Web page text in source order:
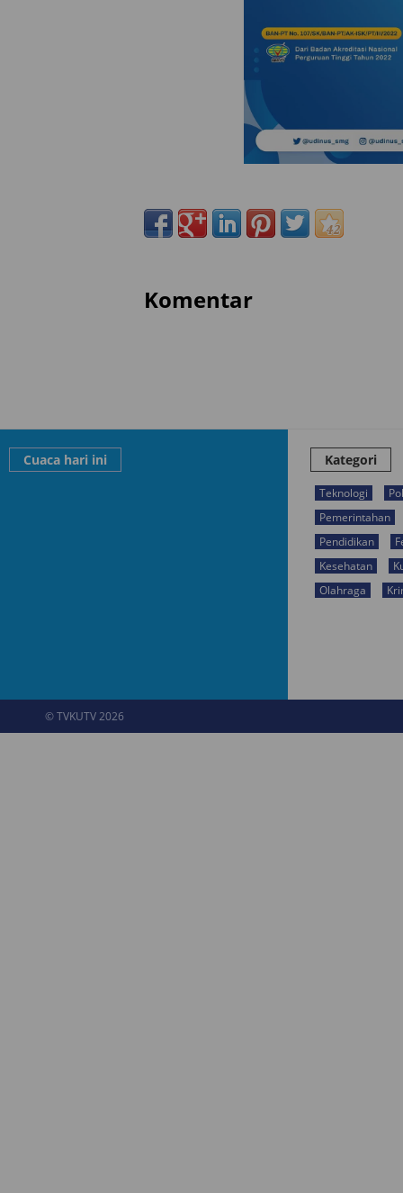
Komentar
Cuaca hari ini Kategori
Teknologi
Pemerintahan
Pendidikan
Kesehatan
Olahraga
© TVKUTV 2026